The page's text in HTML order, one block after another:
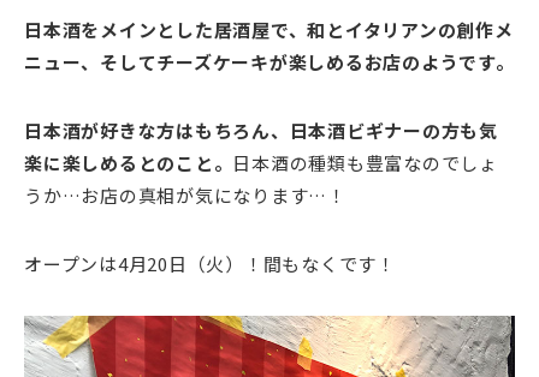
日本酒をメインとした居酒屋で、和とイタリアンの創作メ
ニュー、そしてチーズケーキが楽しめるお店のようです。
日本酒が好きな方はもちろん、日本酒ビギナーの方も気
楽に楽しめるとのこと。 日本酒の種類も豊富なのでしょ
うか…お店の真相が気になります…！
オープンは4月20日（火）！間もなくです！